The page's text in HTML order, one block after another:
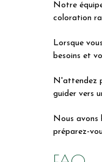
Notre
coloration
Lorsque
besoins et
N'attendez
guider vers
Nous avons
préparez-